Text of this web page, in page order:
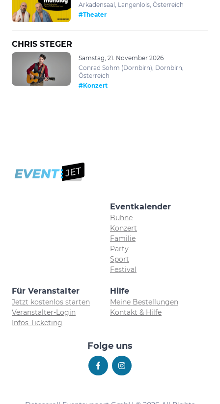
Arkadensaal, Langenlois, Österreich
#Theater
CHRIS STEGER
Samstag, 21. November 2026
Conrad Sohm (Dornbirn), Dornbirn,
Österreich
#Konzert
Eventkalender
Bühne
Konzert
Familie
Party
Sport
Festival
Für Veranstalter
Jetzt kostenlos starten
Veranstalter-Login
Infos Ticketing
Hilfe
Meine Bestellungen
Kontakt & Hilfe
Folge uns